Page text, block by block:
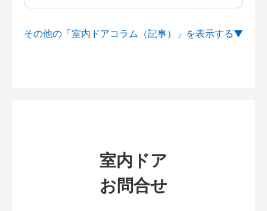
その他の「室内ドアコラム（記事）」を
室内ドア
お問合せ